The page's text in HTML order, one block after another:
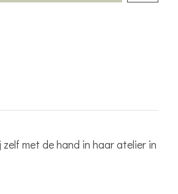
met de hand in haar atelier in